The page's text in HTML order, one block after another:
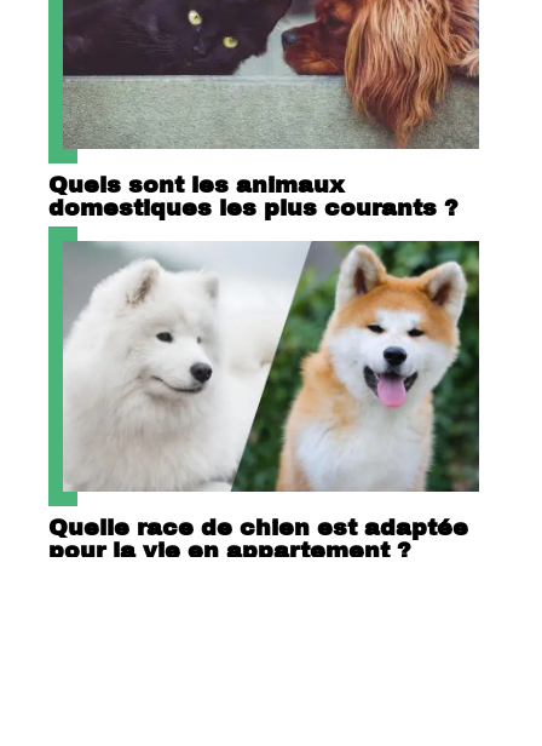
Quels sont les animaux
domestiques les plus courants ?
Quelle race de chien est adaptée
pour la vie en appartement ?